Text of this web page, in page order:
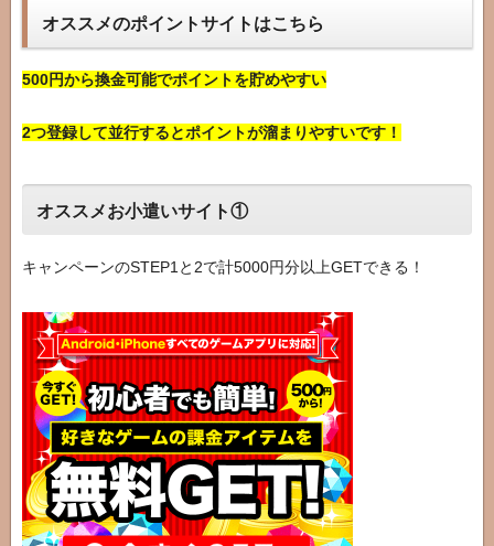
オススメのポイントサイトはこちら
500円から換金可能でポイントを貯めやすい
2つ登録して並行するとポイントが溜まりやすいです！
オススメお小遣いサイト①
キャンペーンのSTEP1と2で計5000円分以上GETできる！